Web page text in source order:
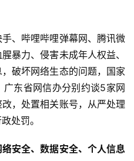
、哔哩哔哩弹幕网、腾讯微
暴力、侵害未成年人权益、
破坏网络生态的问题，国家
东省网信办分别约谈5家网
，处置相关账号，从严处理
处罚。
安全、数据安全、个人信息